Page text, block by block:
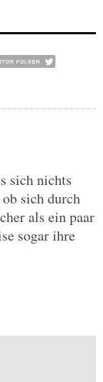
sich nichts
sich durch
als ein paar
sogar ihre